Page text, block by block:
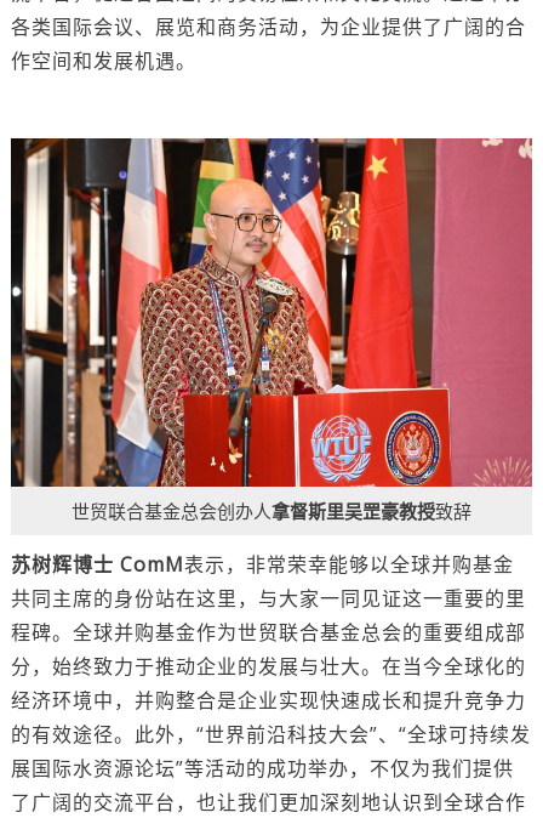
各类国际会议、展览和商务活动，为企业提供了广阔的合
作空间和发展机遇。
世贸联合基金总会创办人拿督斯里吴罡豪教授致辞
苏树辉博士 ComM表示，非常荣幸能够以全球并购基金
共同主席的身份站在这里，与大家一同见证这一重要的里
程碑。全球并购基金作为世贸联合基金总会的重要组成部
分，始终致力于推动企业的发展与壮大。在当今全球化的
经济环境中，并购整合是企业实现快速成长和提升竞争力
的有效途径。此外，“世界前沿科技大会”、“全球可持续发
展国际水资源论坛”等活动的成功举办，不仅为我们提供
了广阔的交流平台，也让我们更加深刻地认识到全球合作